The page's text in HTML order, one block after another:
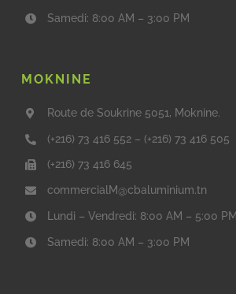
Samedi: 8:00 AM – 3:00 PM
MOKNINE
Route de Soukrine 5051, Moknine.
(+216) 73 416 552 – (+216) 73 416 505
(+216) 73 416 645
commercialM@cbaluminium.tn
Lundi – Vendredi: 8:00 AM – 5:00 PM
Samedi: 8:00 AM – 3:00 PM